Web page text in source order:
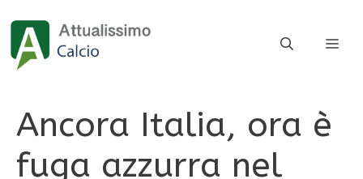
contenuto
Ancora Italia, ora è
fuga azzurra nel